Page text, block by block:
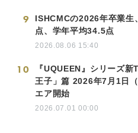
9
ISHCMCの2026年卒業生
点、学年平均34.5点
2026.08.06 15:40
10
『UQUEEN』シリーズ新
王子」篇 2026年7月1日
エア開始
2026.07.01 00:00